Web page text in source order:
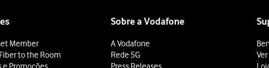
Member
to the Room
e Promoções
Sobre a Vodafone
A Vodafone
Rede 5G
Press Releases